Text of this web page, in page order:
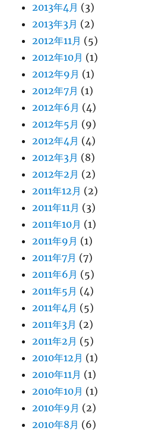
2013年4月 (3)
2013年3月 (2)
2012年11月 (5)
2012年10月 (1)
2012年9月 (1)
2012年7月 (1)
2012年6月 (4)
2012年5月 (9)
2012年4月 (4)
2012年3月 (8)
2012年2月 (2)
2011年12月 (2)
2011年11月 (3)
2011年10月 (1)
2011年9月 (1)
2011年7月 (7)
2011年6月 (5)
2011年5月 (4)
2011年4月 (5)
2011年3月 (2)
2011年2月 (5)
2010年12月 (1)
2010年11月 (1)
2010年10月 (1)
2010年9月 (2)
2010年8月 (6)